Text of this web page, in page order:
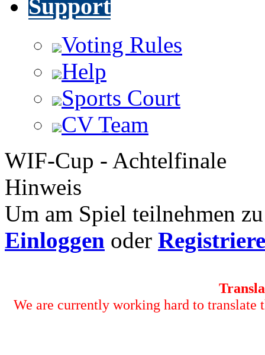
Support
Voting Rules
Help
Sports Court
CV Team
WIF-Cup - Achtelfinale
Hinweis
Um am Spiel teilnehmen
Einloggen oder
We are currently working hard to translate